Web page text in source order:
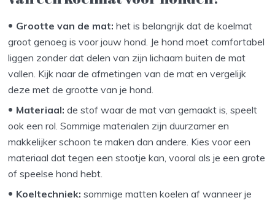
Grootte van de mat: het is belangrijk dat de koelmat
groot genoeg is voor jouw hond. Je hond moet comfortabel
liggen zonder dat delen van zijn lichaam buiten de mat
vallen. Kijk naar de afmetingen van de mat en vergelijk
deze met de grootte van je hond.
Materiaal:de stof waar de mat van gemaakt is, speelt
ook een rol. Sommige materialen zijn duurzamer en
makkelijker schoon te maken dan andere. Kies voor een
materiaal dat tegen een stootje kan, vooral als je een grote
of speelse hond hebt.
Koeltechniek:sommige matten koelen af wanneer je